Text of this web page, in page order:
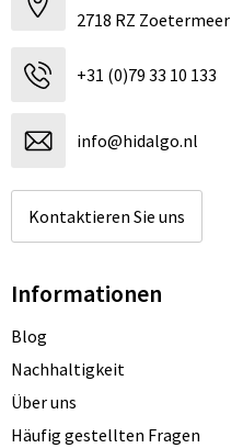
2718 RZ Zoetermeer
+31 (0)79 33 10 133
info@hidalgo.nl
Kontaktieren Sie uns
Informationen
Blog
Nachhaltigkeit
Über uns
Häufig gestellten Fragen